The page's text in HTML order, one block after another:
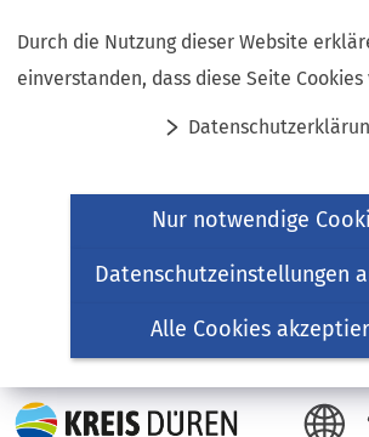
Durch die Nutzung dieser Website
einverstanden, dass diese Seite
Nur notwendige
Datenschutzeinstellungen
Alle Cookies
Inhalt anspringen